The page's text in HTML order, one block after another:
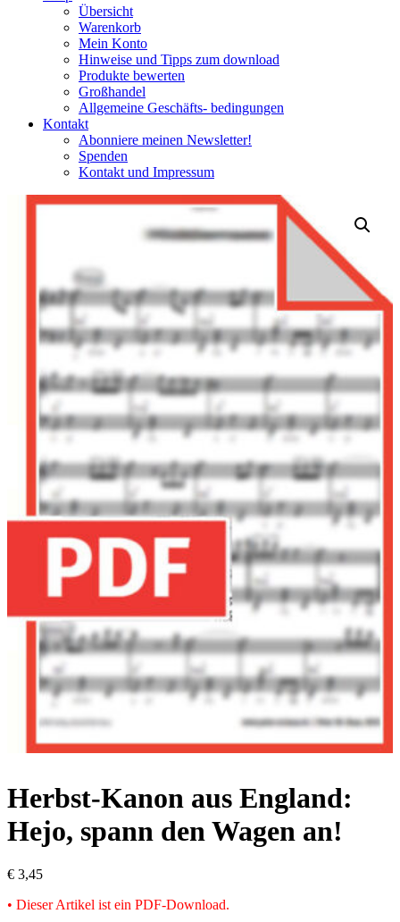
Übersicht
Warenkorb
Mein Konto
Hinweise und Tipps zum download
Produkte bewerten
Großhandel
Allgemeine Geschäfts- bedingungen
Kontakt
Abonniere meinen Newsletter!
Spenden
Kontakt und Impressum
Herbst-Kanon aus England:
Hejo, spann den Wagen an!
€ 3,45
• Dieser Artikel ist ein PDF-Download.